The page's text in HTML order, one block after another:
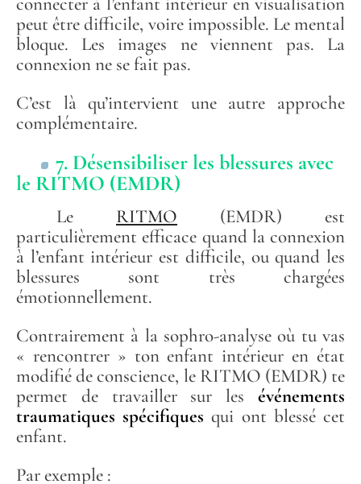
peut être difficile, voire impossible. Le mental
bloque. Les images ne viennent pas. La
connexion ne se fait pas.
C’est là qu’intervient une autre approche
complémentaire.
7. Désensibiliser les blessures avec
le RITMO (EMDR)
Le RITMO (EMDR) est
particulièrement efficace quand la connexion
à l’enfant intérieur est difficile, ou quand les
blessures sont très chargées
émotionnellement.
Contrairement à la sophro-analyse où tu vas
« rencontrer » ton enfant intérieur en état
modifié de conscience, le RITMO (EMDR) te
permet de travailler sur les événements
traumatiques spécifiques qui ont blessé cet
enfant.
Par exemple :